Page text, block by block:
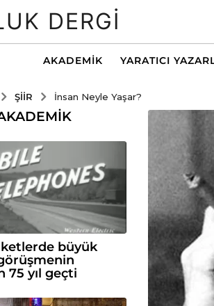
DERGI
AKADEMIK YARATICI
ŞIIR İnsan Neyle Yaşar?
büyük
75 yıl geçti